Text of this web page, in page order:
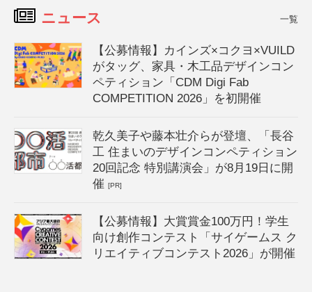
ニュース 一覧
【公募情報】カインズ×コクヨ×VUILD
がタッグ、家具・木工品デザインコン
ペティション「CDM Digi Fab
COMPETITION 2026」を初開催
乾久美子や藤本壮介らが登壇、「長谷
工 住まいのデザインコンペティション
20回記念 特別講演会」が8月19日に開
催[PR]
【公募情報】大賞賞金100万円！学生
向け創作コンテスト「サイゲームス ク
リエイティブコンテスト2026」が開催